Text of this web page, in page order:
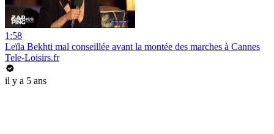
1:58
Leïla Bekhti mal conseillée avant la montée des marches à Cannes
Tele-Loisirs.fr
il y a 5 ans